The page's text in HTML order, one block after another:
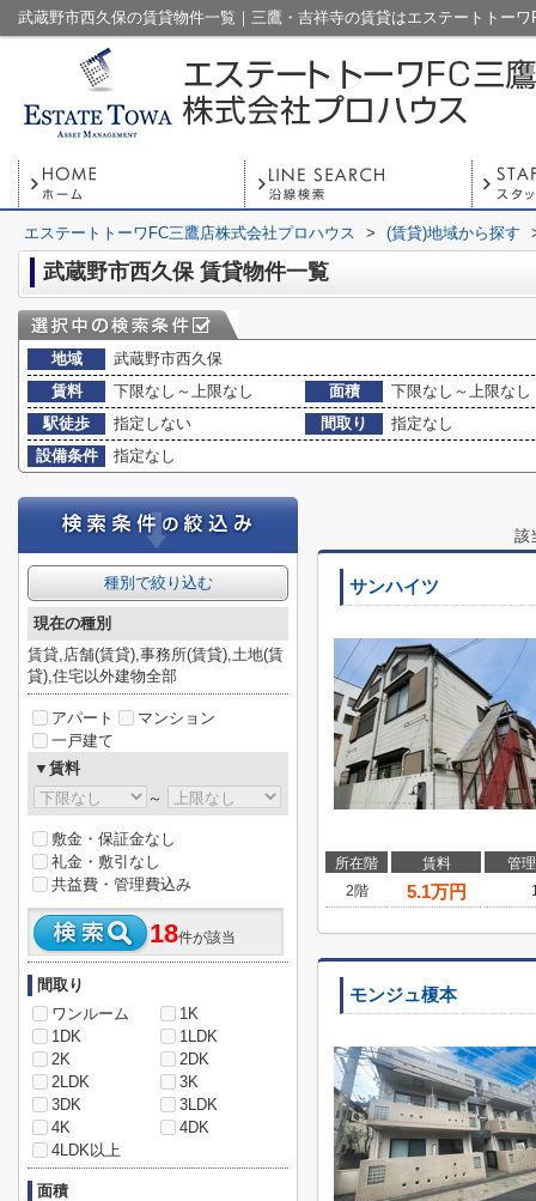
エステートトーワFC三鷹店株式会社プロハウス > (賃貸)地域から探す
武蔵野市西久保 賃貸物件一覧
地域
武蔵野市西久保
賃料
下限なし～上限なし 面積
下限なし～上限なし
駅徒歩
指定しない 間取り
指定なし
設備条件
指定なし
該
サンハイツ
所在階 賃料
管
2階
5.1万円
モンジュ榎本
種別で絞り込む
現在の種別
賃貸,店舗(賃貸),事務所(賃貸),土地(賃
貸),住宅以外建物全部
アパート
マンション
一戸建て
▼賃料
～
敷金・保証金なし
礼金・敷引なし
共益費・管理費込み
18件が該当
間取り
ワンルーム
1K
1DK
1LDK
2K
2DK
2LDK
3K
3DK
3LDK
4K
4DK
4LDK以上
面積